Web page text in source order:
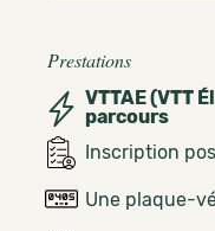
Prestations
VTTAE (VTT
parcours
Inscription
Une plaque-